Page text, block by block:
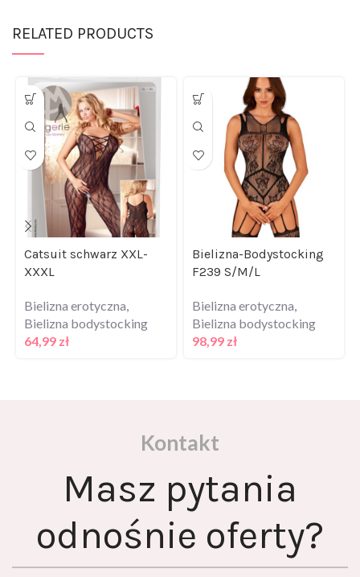
RELATED PRODUCTS
Catsuit schwarz XXL-
XXXL
Bielizna erotyczna,
Bielizna bodystocking
64,99 zł
Bielizna-Bodystocking
F239 S/M/L
Bielizna erotyczna,
Bielizna bodystocking
98,99 zł
Kontakt
Masz pytania
odnośnie oferty?